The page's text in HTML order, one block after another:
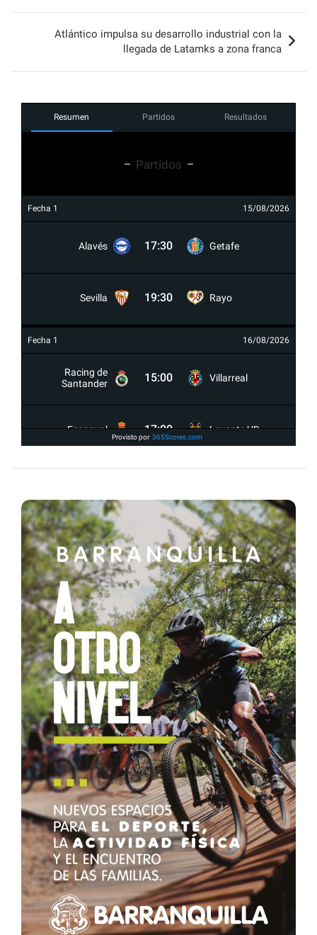
entradas
Atlántico impulsa su desarrollo industrial con la
llegada de Latamks a zona franca
Resumen Partidos Resultados
Partidos
Fecha 1 15/08/2026
Alavés 17:30 Getafe
Sevilla 19:30 Rayo
Fecha 1 16/08/2026
Racing de
Santander
15:00 Villarreal
Espanyol 17:00 Levante UD
Últimos resultados
Provisto por 365Scores.com